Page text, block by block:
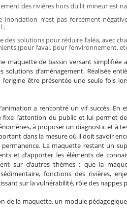
des rivières hors du lit mineur est
inondation n’est pas forcément
;
des solutions pour réduire l’aléa, avec
(pour l’aval, pour l’environnement,
maquette de bassin versant simplifiée
d’aménagement. Réalisée
être présentée une seule fois
a rencontré un vif succès.
l’attention du public et lui permet
à proposer un diagnostic et à
dans la mesure où il doit savoir
La maquette restant un
et d’apporter les éléments de
sur d’autres thèmes ; que la
fonctions des rivières,
sur la vulnérabilité, rôle des nappes
de la maquette, un module